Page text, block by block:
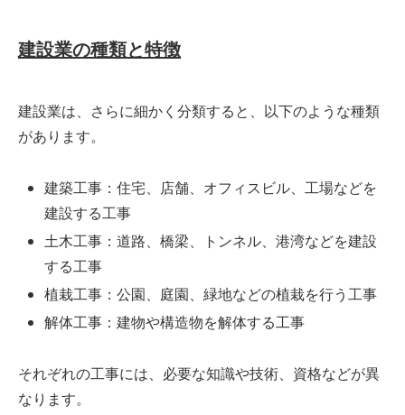
建設業の種類と特徴
建設業は、さらに細かく分類すると、以下のような種類
があります。
建築工事：住宅、店舗、オフィスビル、工場などを
建設する工事
土木工事：道路、橋梁、トンネル、港湾などを建設
する工事
植栽工事：公園、庭園、緑地などの植栽を行う工事
解体工事：建物や構造物を解体する工事
それぞれの工事には、必要な知識や技術、資格などが異
なります。